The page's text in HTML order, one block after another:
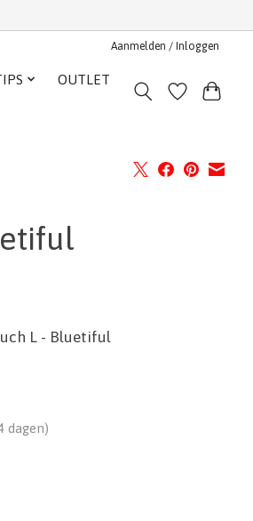
Aanmelden / Inloggen
OUTLET
L - Bluetiful
is
dagen)